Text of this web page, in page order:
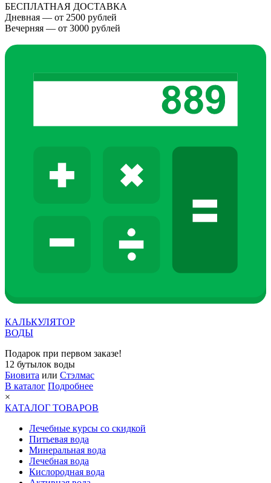
БЕСПЛАТНАЯ ДОСТАВКА
Дневная — от 2500 рублей
Вечерняя — от 3000 рублей
КАЛЬКУЛЯТОР
ВОДЫ
Подарок при первом заказе!
12 бутылок воды
Биовита или Стэлмас
В каталог Подробнее
×
КАТАЛОГ ТОВАРОВ
Лечебные курсы со скидкой
Питьевая вода
Минеральная вода
Лечебная вода
Кислородная вода